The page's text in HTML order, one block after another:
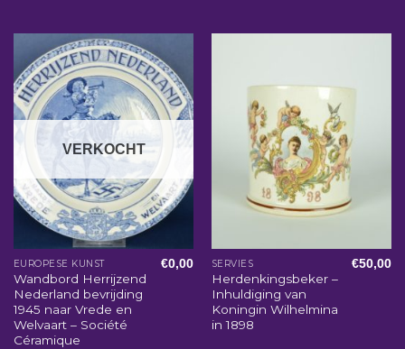
VERKOCHT
EUROPESE KUNST
Wandbord Herrijzend
Nederland bevrijding
1945 naar Vrede en
Welvaart – Société
Céramique
€0,00 SERVIES
Herdenkingsbeker –
Inhuldiging van
Koningin Wilhelmina
in 1898
€50,00